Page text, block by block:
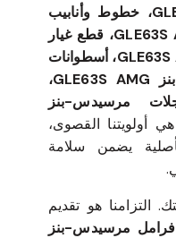
مرسيدس-بنز GLE63S AMG، خطوط وأنابيب
فرامل مرسيدس-بنز GLE63S AMG، قطع غيار
فرامل مرسيدس-بنز GLE63S AMG، أسطوانات
فرامل رئيسية مرسيدس-بنز GLE63S AMG،
مرسيدس-بنز
أولويتنا القصوى،
يضمن سلامة
التزامنا هو تقديم
مرسيدس-بنز